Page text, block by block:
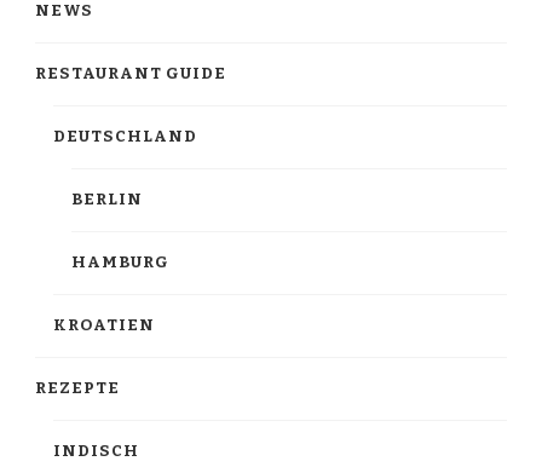
NEWS
RESTAURANT GUIDE
DEUTSCHLAND
BERLIN
HAMBURG
KROATIEN
REZEPTE
INDISCH